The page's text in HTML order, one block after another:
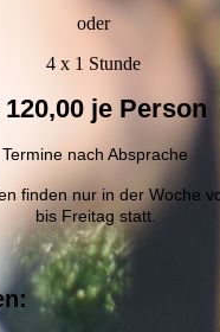
oder
4 x 1 Stunde
120,00 je Person
Termine nach Absprache
finden nur in der Woche
bis Freitag statt.